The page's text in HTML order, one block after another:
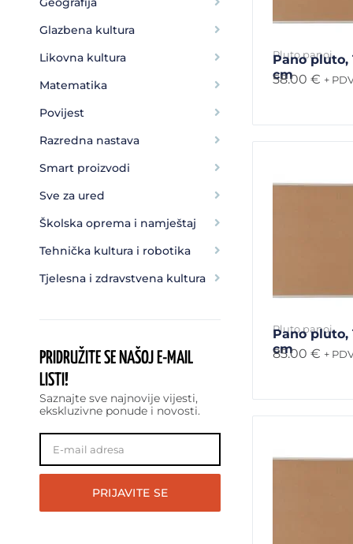
Glazbena kultura
Likovna kultura
Matematika
Povijest
Razredna nastava
Smart proizvodi
Sve za ured
Školska oprema i namještaj
Tehnička kultura i robotika
Tjelesna i zdravstvena kultura
PRIDRUŽITE SE NAŠOJ E-MAIL
LISTI!
Saznajte sve najnovije vijesti,
ekskluzivne ponude i novosti.
PRIJAVITE SE
Pluto panoi
Pano pluto,
cm
58.00 € +
Pluto panoi
Pano pluto,
cm
85.00 € +